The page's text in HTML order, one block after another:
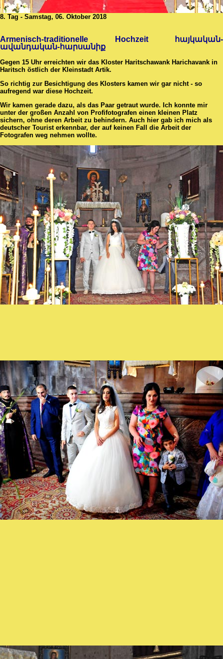
8. Tag - Samstag, 06. Oktober 2018
Armenisch-traditionelle Hochzeit հայկական-
ավանդական-հարսանիք
Gegen 15 Uhr erreichten wir das Kloster Haritschawank Harichavank in
Haritsch östlich der Kleinstadt Artik.
So richtig zur Besichtigung des Klosters kamen wir gar nicht - so
aufregend war diese Hochzeit.
Wir kamen gerade dazu, als das Paar getraut wurde. Ich konnte mir
unter der großen Anzahl von Profifotografen einen kleinen Platz
sichern, ohne deren Arbeit zu behindern. Auch hier gab ich mich als
deutscher Tourist erkennbar, der auf keinen Fall die Arbeit der
Fotografen weg nehmen wollte.